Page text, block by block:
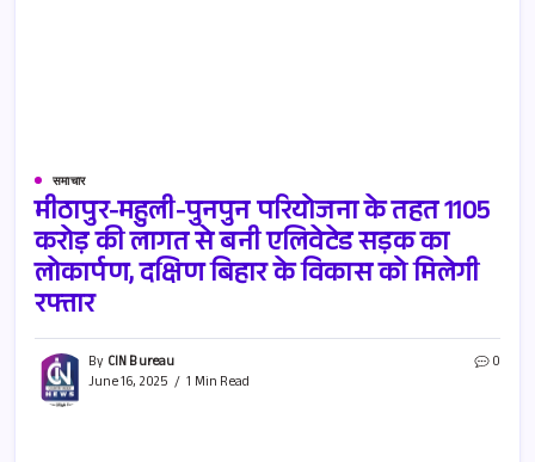
समाचार
मीठापुर-महुली-पुनपुन परियोजना के तहत 1105
करोड़ की लागत से बनी एलिवेटेड सड़क का
लोकार्पण, दक्षिण बिहार के विकास को मिलेगी
रफ्तार
By CIN Bureau
June 16, 2025
1 Min Read
0